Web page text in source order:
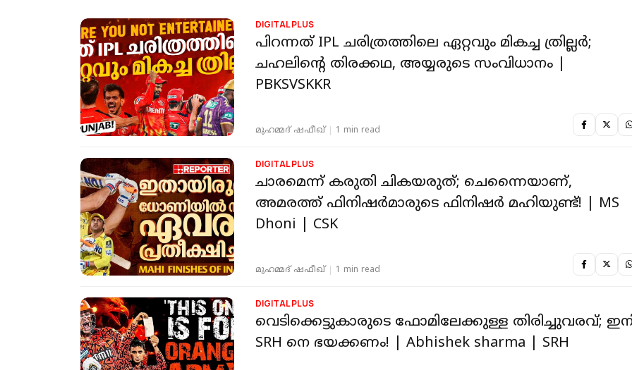
DIGITAL PLUS
പിറന്നത് IPL ചരിത്രത്തിലെ ഏറ്റവും മികച്ച ത്രില്ലർ;
ചഹലിന്റെ തിരക്കഥ, അയ്യരുടെ സംവിധാനം |
PBKSVSKKR
മുഹമ്മദ് ഷഫീഖ് 1 min read
DIGITAL PLUS
ചാരമെന്ന് കരുതി ചികയരുത്; ചെന്നെെയാണ്,
അമരത്ത് ഫിനിഷർമാരുടെ ഫിനിഷർ മഹിയുണ്ട്! | MS
Dhoni | CSK
മുഹമ്മദ് ഷഫീഖ് 1 min read
DIGITAL PLUS
വെടിക്കെട്ടുകാരുടെ ഫോമിലേക്കുള്ള തിരിച്ചുവരവ്;
SRH നെ ഭയക്കണം! | Abhishek sharma | SRH